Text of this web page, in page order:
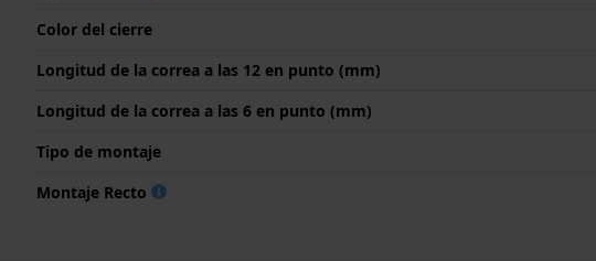
Color del cierre
Longitud de la correa a las 12 en punto (mm)
Longitud de la correa a las 6 en punto (mm)
Tipo de montaje
Montaje Recto